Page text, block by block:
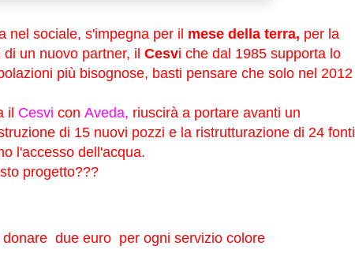
nel sociale, s'impegna per il mese della terra, per la
un nuovo partner, il Cesvi che dal 1985 supporta lo
più bisognose, basti pensare che solo nel 2012
il Cesvi con Aveda, riuscirà a portare avanti un
di 15 nuovi pozzi e la ristrutturazione di 24 fonti
l'accesso dell'acqua.
progetto???
due euro per ogni servizio colore